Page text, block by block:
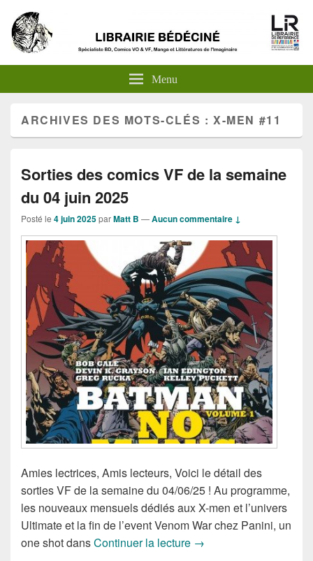
Menu
ARCHIVES DES MOTS-CLÉS :X-MEN #11
Sorties des comics VF de la semaine
du 04 juin 2025
Posté le 4 juin 2025parMatt B —Aucun commentaire ↓
Amies lectrices, Amis lecteurs, Voici le détail des
sorties VF de la semaine du 04/06/25 ! Au programme,
les nouveaux mensuels dédiés aux X-men et l’univers
Ultimate et la fin de l’event Venom War chez Panini, un
one shot dansContinuer la lecture Sorties des comics VF
→